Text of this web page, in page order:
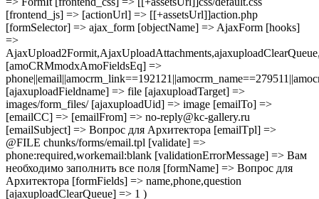
[frontend_js] => [actionUrl] => [[+assetsUrl]]action.php
[formSelector] => ajax_form [objectName] => AjaxForm [hooks]
=>
[amoCRMmodxAmoFieldsEq] =>
[ajaxuploadFieldname] => file [ajaxuploadTarget] =>
images/form_files/ [ajaxuploadUid] => image [emailTo] =>
[emailCC] => [emailFrom] => no-reply@kc-gallery.ru
[emailSubject] => Вопрос для Архитектора [emailTpl] =>
@FILE chunks/forms/email.tpl [validate] =>
phone:required,workemail:blank [validationErrorMessage] => Вам
необходимо заполнить все поля [formName] => Вопрос для
Архитектора [formFields] => name,phone,question
[ajaxuploadClearQueue] => 1 )